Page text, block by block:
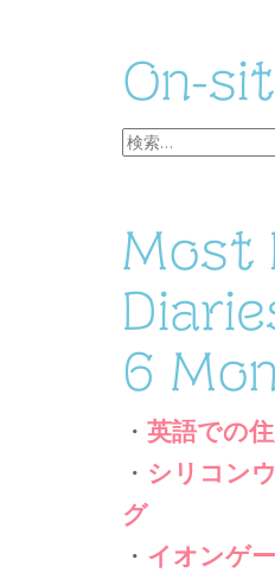
On-
検
索:
Most
6
・英語での
・ シリコン
グ
・ イオンゲ